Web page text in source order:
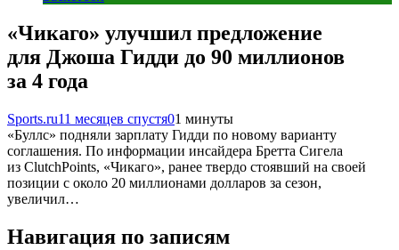
«Чикаго» улучшил предложение
для Джоша Гидди до 90 миллионов
за 4 года
Sports.ru11 месяцев спустя01 минуты
«Буллс» подняли зарплату Гидди по новому варианту
соглашения. По информации инсайдера Бретта Сигела
из ClutchPoints, «Чикаго», ранее твердо стоявший на своей
позиции с около 20 миллионами долларов за сезон,
увеличил…
Навигация по записям